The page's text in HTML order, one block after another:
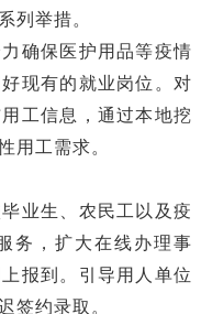
列举措。
确保医护用品等疫情
现有的就业岗位。对
工信息，通过本地挖
用工需求。
业生、农民工以及疫
务，扩大在线办理事
报到。引导用人单位
签约录取。